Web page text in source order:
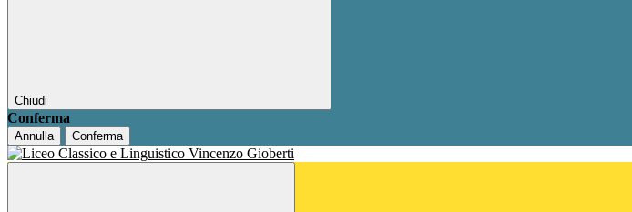
Chiudi
Conferma
Annulla Conferma